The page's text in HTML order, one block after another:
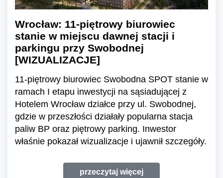
Wrocław: 11-piętrowy biurowiec
stanie w miejscu dawnej stacji i
parkingu przy Swobodnej
[WIZUALIZACJE]
11-piętrowy biurowiec Swobodna SPOT stanie w
ramach I etapu inwestycji na sąsiadującej z
Hotelem Wrocław działce przy ul. Swobodnej,
gdzie w przeszłości działały popularna stacja
paliw BP oraz piętrowy parking. Inwestor
właśnie pokazał wizualizacje i ujawnił szczegóły.
przeczytaj więcej